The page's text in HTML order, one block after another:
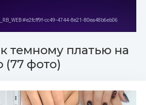
темному платью на
(77 фото)